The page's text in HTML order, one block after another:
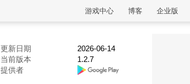
企业版
博客
游戏中心
更新日期
2026-06-14
当前版本
1.2.7
提供者